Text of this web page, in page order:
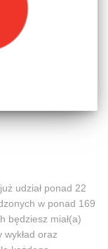
udział ponad 22
w ponad 169
będziesz miał(a)
oraz